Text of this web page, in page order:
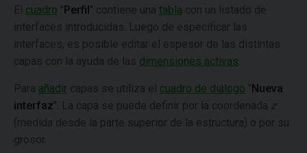
El cuadro "Perfil" contiene una tabla con un listado de
interfaces introducidas. Luego de especificar las
interfaces, es posible editar el espesor de las distintas
capas con la ayuda de las dimensiones activas
Para añadir capas se utiliza el cuadro de diálogo "Nueva
interfaz". La capa se puede definir por la coordenada z
(medida desde la parte superior de la estructura) o por su
grosor.